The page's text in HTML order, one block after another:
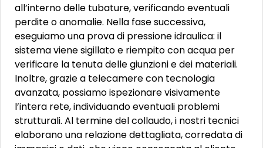
all’interno delle tubature, verificando eventuali
perdite o anomalie. Nella fase successiva,
eseguiamo una prova di pressione idraulica: il
sistema viene sigillato e riempito con acqua per
verificare la tenuta delle giunzioni e dei materiali.
Inoltre, grazie a telecamere con tecnologia
avanzata, possiamo ispezionare visivamente
l’intera rete, individuando eventuali problemi
strutturali. Al termine del collaudo, i nostri tecnici
elaborano una relazione dettagliata, corredata di